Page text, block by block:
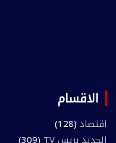
الاقسام
اقتصاد (128)